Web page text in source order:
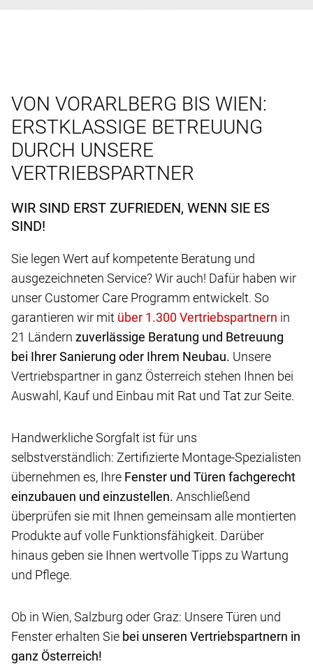
VON VORARLBERG BIS WIEN:
ERSTKLASSIGE BETREUUNG
DURCH UNSERE
VERTRIEBSPARTNER
WIR SIND ERST ZUFRIEDEN, WENN SIE ES
SIND!
Sie legen Wert auf kompetente Beratung und
ausgezeichneten Service? Wir auch! Dafür haben wir
unser Customer Care Programm entwickelt. So
garantieren wir mit
in
21 Ländern zuverlässige Beratung und Betreuung
bei Ihrer Sanierung oder Ihrem Neubau. Unsere
Vertriebspartner in ganz Österreich stehen Ihnen bei
Auswahl, Kauf und Einbau mit Rat und Tat zur Seite.
Handwerkliche Sorgfalt ist für uns
selbstverständlich: Zertifizierte Montage-Spezialisten
übernehmen es, Ihre Fenster und Türen fachgerecht
einzubauen und einzustellen. Anschließend
überprüfen sie mit Ihnen gemeinsam alle montierten
Produkte auf volle Funktionsfähigkeit. Darüber
hinaus geben sie Ihnen wertvolle Tipps zu Wartung
und Pflege.
Ob in Wien, Salzburg oder Graz: Unsere Türen und
Fenster erhalten Sie bei unseren Vertriebspartnern in
ganz Österreich!